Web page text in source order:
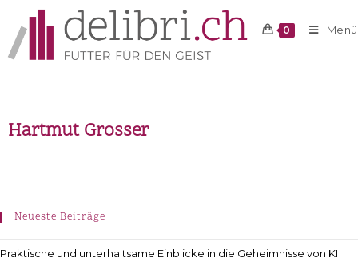
0 Menü
Hartmut Grosser
Neueste Beiträge
Praktische und unterhaltsame Einblicke in die Geheimnisse von KI